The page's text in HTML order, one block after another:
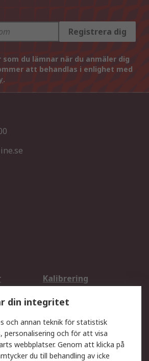
Registrera dig
du lämnar när du anmäler dig
att behandlas i enlighet med
.
Kalibrering
Teknisk Support
Exportlösningar
din integritet
och annan teknik för statistisk
personalisering och för att visa
webbplatser. Genom att klicka på
du till behandling av icke